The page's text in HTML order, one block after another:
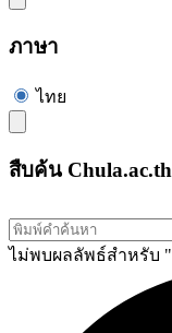
ภาษา
ไทย
สืบค้น Chula.ac.th
ไม่พบผลลัพธ์สำหรับ "